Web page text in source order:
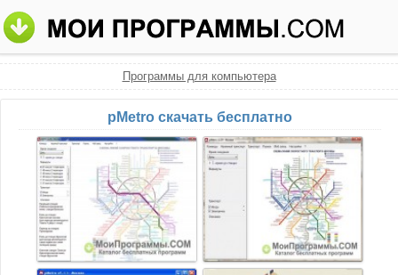
Программы для компьютера
pMetro скачать бесплатно